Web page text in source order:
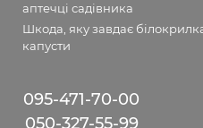
аптечці садівника
Шкода, яку завдає
капусти
095-471-70-00
050-327-55-99